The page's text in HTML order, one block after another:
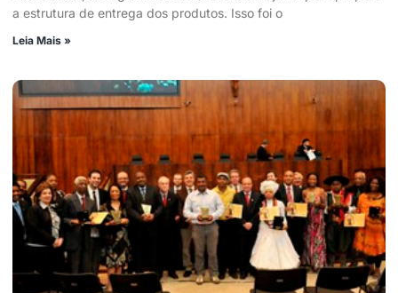
a estrutura de entrega dos produtos. Isso foi o
Leia Mais »